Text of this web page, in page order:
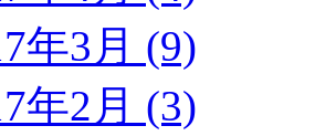
年3月 (9)
年2月 (3)